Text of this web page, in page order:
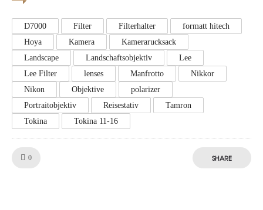
D7000 Filter Filterhalter
formatt hitech
Hoya
Kamera
Kamerarucksack
Landscape
Landschaftsobjektiv
Lee
Lee Filter
lenses Manfrotto
Nikkor
Nikon
Objektive
polarizer
Portraitobjektiv
Reisestativ
Tamron
Tokina
Tokina 11-16
0 SHARE